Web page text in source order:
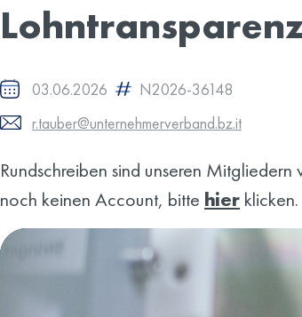
03.06.2026
N2026-36148
r.tauber@unternehmerverband.bz.it
Rundschreiben sind unseren
noch keinen Account, bitte hier klicken.